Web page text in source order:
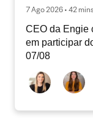
7 Ago 2026 • 42
CEO da Engie
em participar
07/08